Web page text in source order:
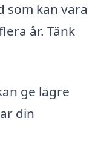
som kan vara
år. Tänk
ge lägre
din